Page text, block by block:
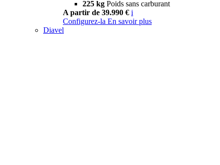
225 kg Poids sans carburant
A partir de 39.990 € i
Configurez-la En savoir plus
Diavel